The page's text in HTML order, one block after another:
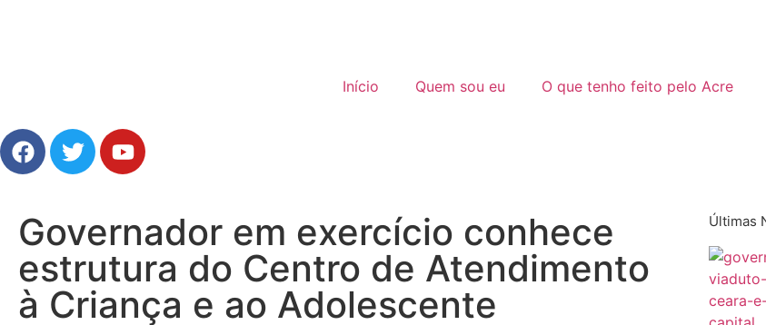
Início Quem sou eu O que tenho feito pelo Acre
Governador em exercício conhece
estrutura do Centro de Atendimento
à Criança e ao Adolescente
Últimas